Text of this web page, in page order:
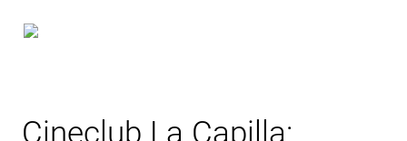
Cineclub La Capilla: